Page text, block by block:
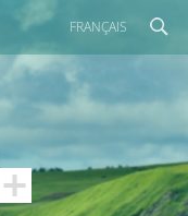
FRANÇAIS